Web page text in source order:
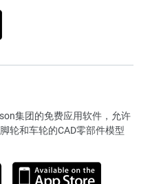
集团的免费应用软件，允许
轮和车轮的CAD零部件模型